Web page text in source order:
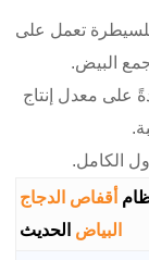
تعمل على
البيض.
على معدل إنتاج
الكامل.
أقفاص الدجاج
البياض الحديث